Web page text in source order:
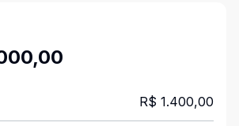
R$ 1.400,00